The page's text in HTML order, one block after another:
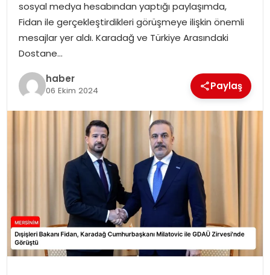
DÜNYA
OTOMOBIL
sosyal medya hesabından yaptığı paylaşımda,
Fidan ile gerçekleştirdikleri görüşmeye ilişkin önemli
mesajlar yer aldı. Karadağ ve Türkiye Arasındaki
Dostane…
haber
06 Ekim 2024 Paylaş